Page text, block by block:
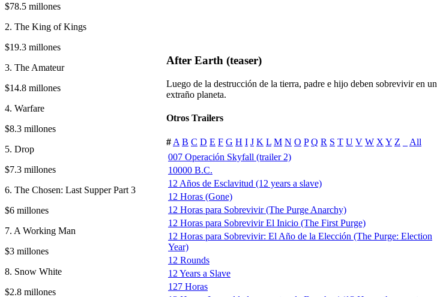
$78.5 millones
2. The King of Kings
$19.3 millones
3. The Amateur
$14.8 millones
4. Warfare
$8.3 millones
5. Drop
$7.3 millones
6. The Chosen: Last Supper Part 3
$6 millones
7. A Working Man
$3 millones
8. Snow White
$2.8 millones
After Earth (teaser)
Luego de la destrucción de la tierra, padre e hijo deben sobrevivir en un
extraño planeta.
Otros Trailers
# A B C D E F G H I J K L M N O P Q R S T U V W X Y Z
All
007 Operación Skyfall (trailer 2)
10000 B.C.
12 Años de Esclavitud (12 years a slave)
12 Horas (Gone)
12 Horas para Sobrevivir (The Purge Anarchy)
12 Horas para Sobrevivir El Inicio (The First Purge)
12 Horas para Sobrevivir: El Año de la Elección (The Purge: Election
Year)
12 Rounds
12 Years a Slave
127 Horas